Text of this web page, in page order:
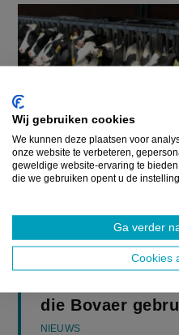
Wij gebruiken cookies
We kunnen deze plaatsen voor
onze website te verbeteren,
geweldige website-ervaring te
die we gebruiken opent u de
Ga verder
Cookies
UITGELICHT
die Bovaer
NIEUWS